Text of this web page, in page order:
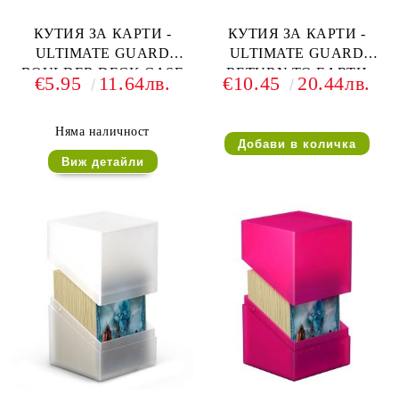
КУТИЯ ЗА КАРТИ -
ULTIMATE GUARD
BOULDER DECK CASE
(за LCG, TCG и др) 60+ -
€5.95 11.64лв.
Няма наличност
Виж детайли
КУТИЯ ЗА КАРТИ -
ULTIMATE GUARD
RETURN TO EARTH
BOULDER DECK CASE
ЗЕЛЕНА
€10.45 20.44лв.